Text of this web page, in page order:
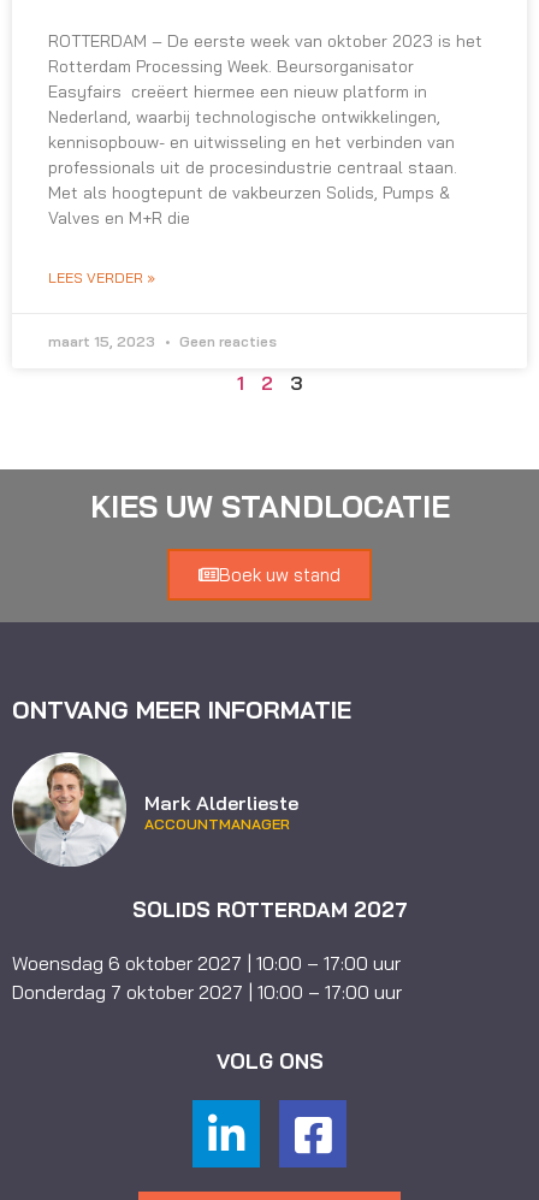
ROTTERDAM – De eerste week van oktober 2023 is het
Rotterdam Processing Week. Beursorganisator
Easyfairs creëert hiermee een nieuw platform in
Nederland, waarbij technologische ontwikkelingen,
kennisopbouw- en uitwisseling en het verbinden van
professionals uit de procesindustrie centraal staan.
Met als hoogtepunt de vakbeurzen Solids, Pumps &
Valves en M+R die
LEES VERDER »
maart 15, 2023 Geen reacties
1 2 3
KIES UW STANDLOCATIE
Boek uw stand
ONTVANG MEER INFORMATIE
Mark Alderlieste
ACCOUNTMANAGER
SOLIDS ROTTERDAM 2027
Woensdag 6 oktober 2027 | 10:00 – 17:00 uur
Donderdag 7 oktober 2027 | 10:00 – 17:00 uur
VOLG ONS